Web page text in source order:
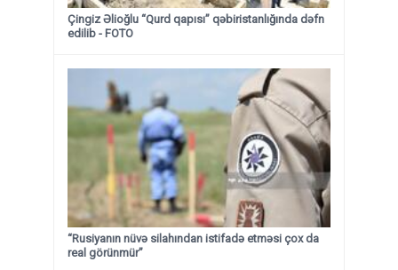
Çingiz Əlioğlu “Qurd qapısı” qəbiristanlığında dəfn
edilib - FOTO
“Rusiyanın nüvə silahından istifadə etməsi çox da
real görünmür”